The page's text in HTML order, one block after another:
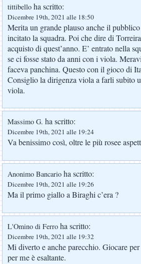
tittibello ha scritto:
Dicembre 19th, 2021 alle 18:50
Merita un grande plauso anche il
incitato la squadra. Poi che dire di
acquisto di quest’anno. E’ entrato nella
se ci fosse stato da anni con i viola.
faceva panchina. Questo con il gioco di
Consiglio la dirigenza viola a farli subito
viola.
Massimo G. ha scritto:
Dicembre 19th, 2021 alle 19:24
Va benissimo così, oltre le più rosee
Anonimo Bancario ha scritto:
Dicembre 19th, 2021 alle 19:26
Ma il primo giallo a Biraghi c’era ?
L'Omino di Ferro ha scritto:
Dicembre 19th, 2021 alle 19:32
Mi diverto e anche parecchio. Giocare
per me è esaltante.